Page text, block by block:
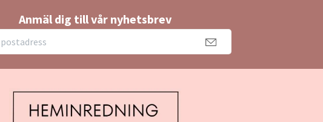
Anmäl dig till vår nyhetsbrev